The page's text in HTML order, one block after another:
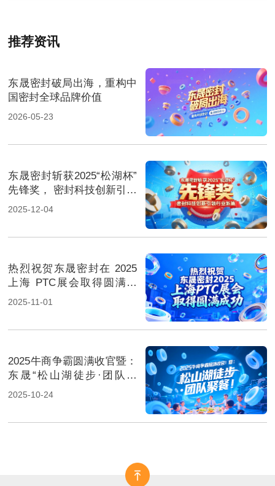
推荐资讯
东晟密封破局出海，重构中
国密封全球品牌价值
2026-05-23
东晟密封斩获2025“松湖杯”
先锋奖， 密封科技创新引领
行业新篇！
2025-12-04
热烈祝贺东晟密封在 2025
上海 PTC展会取得圆满成
功！
2025-11-01
2025牛商争霸圆满收官暨：
东晟“松山湖徒步·团队聚
餐”！
2025-10-24